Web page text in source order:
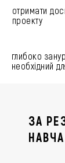
отримати
проекту
глибоко
необхідний
ЗА